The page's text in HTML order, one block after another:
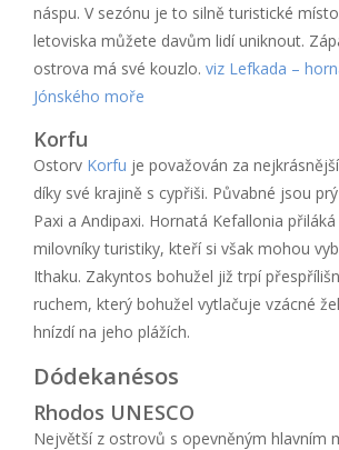
náspu. V sezónu je to silně turistické
letoviska můžete davům lidí uniknout.
ostrova má své kouzlo. viz Lefkada –
Jónského moře
Korfu
Ostorv Korfu je považován za
díky své krajině s cypřiši. Půvabné jsou
Paxi a Andipaxi. Hornatá Kefallonia
milovníky turistiky, kteří si však mohou
Ithaku. Zakyntos bohužel již trpí
ruchem, který bohužel vytlačuje vzácné
hnízdí na jeho plážích.
Dódekanésos
Rhodos UNESCO
Největší z ostrovů s opevněným hlavním